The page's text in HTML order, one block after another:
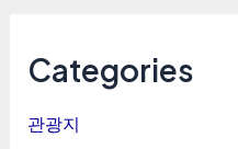
Categories
관광지